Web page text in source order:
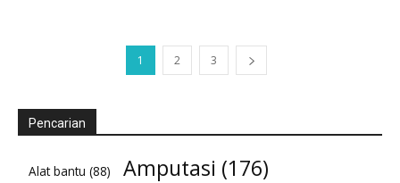
1 2 3
Pencarian
Alat bantu (88) Amputasi (176)